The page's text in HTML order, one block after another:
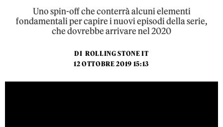
Uno spin-off che conterrà alcuni elementi
fondamentali per capire i nuovi episodi della serie,
che dovrebbe arrivare nel 2020
DI ROLLING STONE IT
12 OTTOBRE 2019 15:13